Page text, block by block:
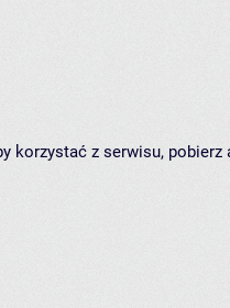
korzystać z serwisu,